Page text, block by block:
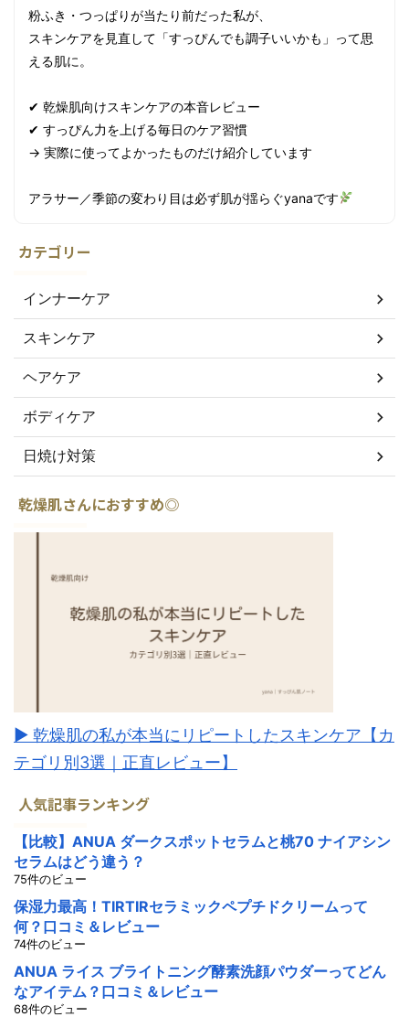
粉ふき・つっぱりが当たり前だった私が、
スキンケアを見直して「すっぴんでも調子いいかも」って思
える肌に。
✔ 乾燥肌向けスキンケアの本音レビュー
✔ すっぴん力を上げる毎日のケア習慣
→ 実際に使ってよかったものだけ紹介しています
アラサー／季節の変わり目は必ず肌が揺らぐyanaです
カテゴリー
インナーケア
スキンケア
ヘアケア
ボディケア
日焼け対策
乾燥肌さんにおすすめ◎
▶︎ 乾燥肌の私が本当にリピートしたスキンケア【カ
テゴリ別3選｜正直レビュー】
人気記事ランキング
【比較】ANUA ダークスポットセラムと桃70 ナイアシン
セラムはどう違う？
75件のビュー
保湿力最高！TIRTIRセラミックペプチドクリームって
何？口コミ＆レビュー
74件のビュー
ANUA ライス ブライトニング酵素洗顔パウダーってどん
なアイテム？口コミ＆レビュー
68件のビュー